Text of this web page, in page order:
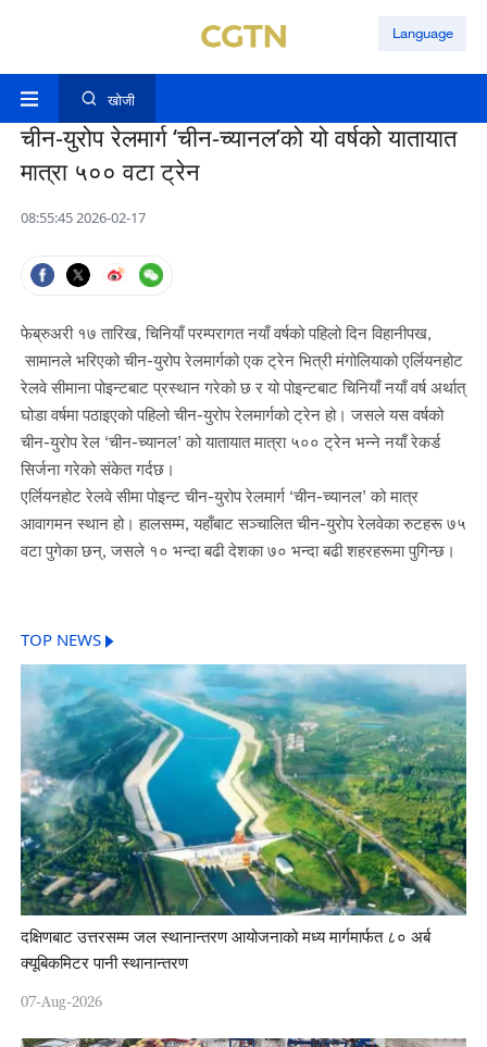
Language
खोजी
चीन-युरोप रेलमार्ग ‘चीन-च्यानल’को यो वर्षको यातायात
मात्रा ५०० वटा ट्रेन
08:55:45 2026-02-17
फेब्रुअरी १७ तारिख, चिनियाँ परम्परागत नयाँ वर्षको पहिलो दिन विहानीपख,
सामानले भरिएको चीन-युरोप रेलमार्गको एक ट्रेन भित्री मंगोलियाको एर्लियनहोट
रेलवे सीमाना पोइन्टबाट प्रस्थान गरेको छ र यो पोइन्टबाट चिनियाँ नयाँ वर्ष अर्थात्
घोडा वर्षमा पठाइएको पहिलो चीन-युरोप रेलमार्गको ट्रेन हो। जसले यस वर्षको
चीन-युरोप रेल ‘चीन-च्यानल’ को यातायात मात्रा ५०० ट्रेन भन्ने नयाँ रेकर्ड
सिर्जना गरेको संकेत गर्दछ।
एर्लियनहोट रेलवे सीमा पोइन्ट चीन-युरोप रेलमार्ग ‘चीन-च्यानल’ को मात्र
आवागमन स्थान हो। हालसम्म, यहाँबाट सञ्चालित चीन-युरोप रेलवेका रुटहरू ७५
वटा पुगेका छन्, जसले १० भन्दा बढी देशका ७० भन्दा बढी शहरहरूमा पुगिन्छ।
TOP NEWS
दक्षिणबाट उत्तरसम्म जल स्थानान्तरण आयोजनाको मध्य मार्गमार्फत ८० अर्ब
क्यूबिकमिटर पानी स्थानान्तरण
07-Aug-2026